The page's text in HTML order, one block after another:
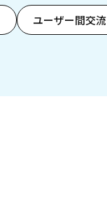
ユーザー間交流